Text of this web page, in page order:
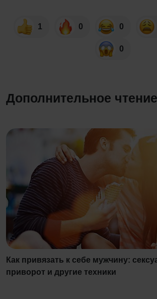
1 0 0
0
Дополнительное чтение
Как привязать к себе мужчину:
приворот и другие техники